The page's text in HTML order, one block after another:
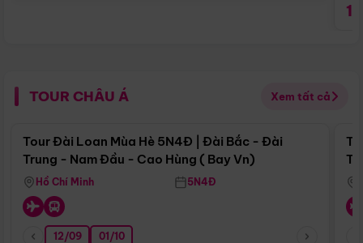
TOUR CHÂU Á Xem tất cả
Điểm nổi bật
Tour Đài Loan Mùa Hè 5N4Đ | Đài Bắc - Đài
Trung - Nam Đầu - Cao Hùng ( Bay Vn)
Hồ Chí Minh 5N4Đ
12/09 01/10